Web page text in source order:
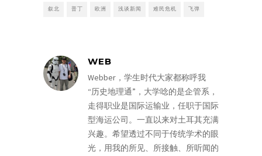
叙北 普丁 欧洲 浅谈新闻 难民危机 飞弹
WEB
Webber，学生时代大家都称呼我
“历史地理通”，大学唸的是企管系，
走得职业是国际运输业，任职于国际
型海运公司。一直以来对土耳其充满
兴趣。希望透过不同于传统学术的眼
光，用我的所见、所接触、所听闻的